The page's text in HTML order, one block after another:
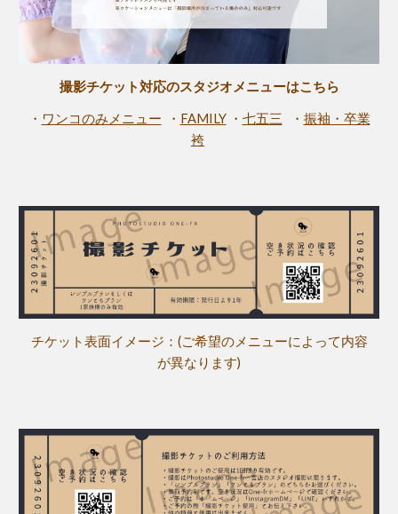
撮影チケット対応のスタジオメニューはこちら
・ ワンコのみメニュー ・ FAMILY・ 七五三 ・ 振袖・卒業
袴
チケット表面イメージ：(ご希望のメニューによって内容
が異なります)